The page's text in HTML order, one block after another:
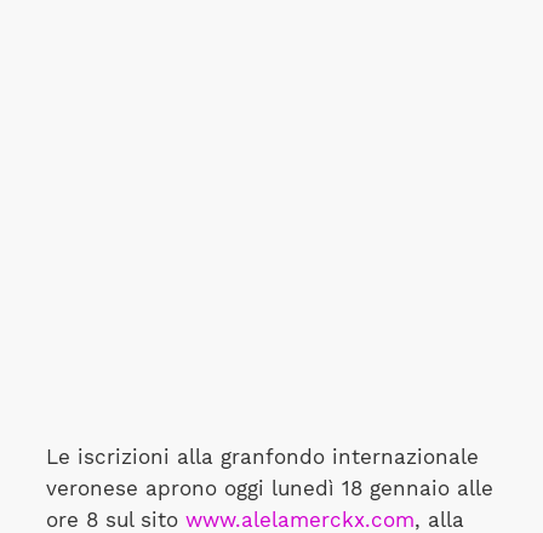
Le iscrizioni alla granfondo internazionale
veronese aprono oggi lunedì 18 gennaio alle
ore 8 sul sito www.alelamerckx.com, alla